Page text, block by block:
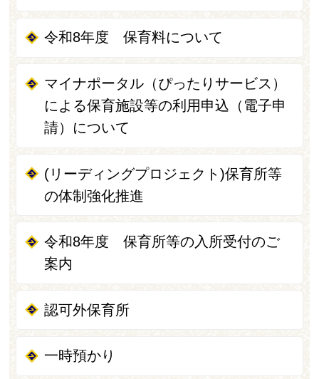
令和8年度 保育料について
マイナポータル（ぴったりサービス）
による保育施設等の利用申込（電子申
請）について
(リーディングプロジェクト)保育所等
の体制強化推進
令和8年度 保育所等の入所受付のご
案内
認可外保育所
一時預かり